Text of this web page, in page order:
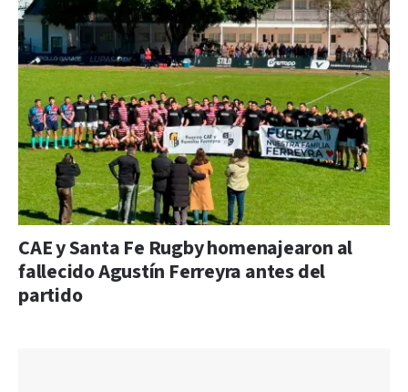
CAE y Santa Fe Rugby homenajearon al
fallecido Agustín Ferreyra antes del
partido